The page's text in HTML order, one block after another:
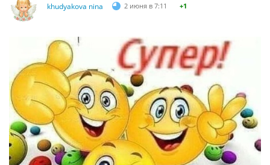
khudyakova nina 2 июня в 7:11 +1